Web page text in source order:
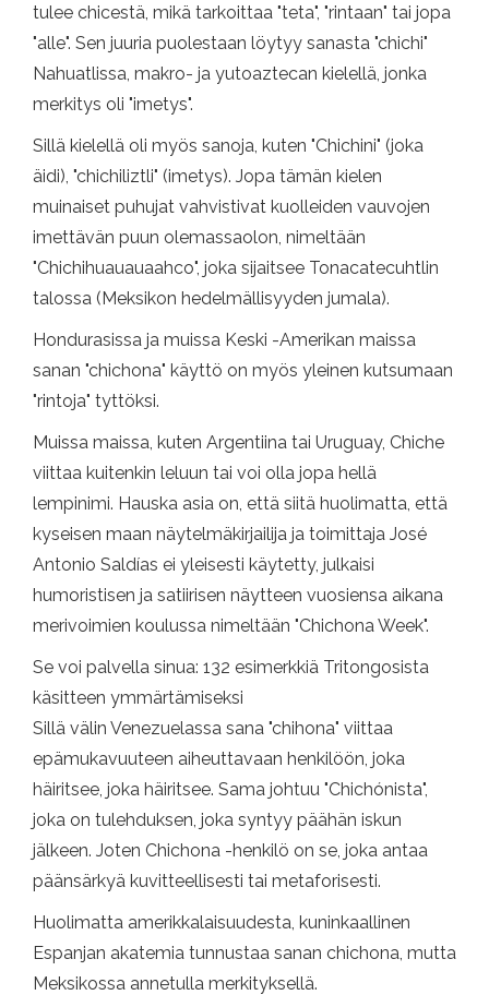
tulee chicestä, mikä tarkoittaa "teta", "rintaan" tai jopa
"alle". Sen juuria puolestaan ​​löytyy sanasta "chichi"
Nahuatlissa, makro- ja yutoaztecan kielellä, jonka
merkitys oli "imetys".
Sillä kielellä oli myös sanoja, kuten "Chichini" (joka
äidi), "chichiliztli" (imetys). Jopa tämän kielen
muinaiset puhujat vahvistivat kuolleiden vauvojen
imettävän puun olemassaolon, nimeltään
"Chichihuauauaahco", joka sijaitsee Tonacatecuhtlin
talossa (Meksikon hedelmällisyyden jumala).
Hondurasissa ja muissa Keski -Amerikan maissa
sanan "chichona" käyttö on myös yleinen kutsumaan
"rintoja" tyttöksi.
Muissa maissa, kuten Argentiina tai Uruguay, Chiche
viittaa kuitenkin leluun tai voi olla jopa hellä
lempinimi. Hauska asia on, että siitä huolimatta, että
kyseisen maan näytelmäkirjailija ja toimittaja José
Antonio Saldías ei yleisesti käytetty, julkaisi
humoristisen ja satiirisen näytteen vuosiensa aikana
merivoimien koulussa nimeltään "Chichona Week".
Se voi palvella sinua: 132 esimerkkiä Tritongosista
käsitteen ymmärtämiseksi
Sillä välin Venezuelassa sana "chihona" viittaa
epämukavuuteen aiheuttavaan henkilöön, joka
häiritsee, joka häiritsee. Sama johtuu "Chichónista",
joka on tulehduksen, joka syntyy päähän iskun
jälkeen. Joten Chichona -henkilö on se, joka antaa
päänsärkyä kuvitteellisesti tai metaforisesti.
Huolimatta amerikkalaisuudesta, kuninkaallinen
Espanjan akatemia tunnustaa sanan chichona, mutta
Meksikossa annetulla merkityksellä.